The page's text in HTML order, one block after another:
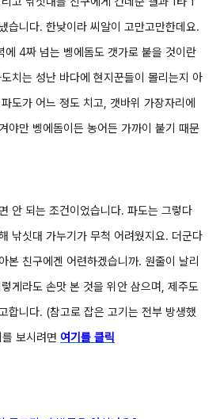
습니다. 한낮이라 씨알이 고만고만한데요.
에 4짜 넘는 벵에돔도 갯가로 붙을 것이란
치는 성난 바다에 현지꾼들이 몰리는지 아
도가 어느 정도 치고, 갯바위 가장자리에
야만 벵에돔이든 농어든 가까이 붙기 때문
안 되는 조건이었습니다. 파도는 그렇다
낚싯대 가누기가 무척 어려웠지요. 더군다
본 친구에겐 어련하겠습니까. 원줄이 날리
게라도 손맛 본 것을 위안 삼으며, 제주도
합니다. (참고로 잡은 고기는 전부 방생했
보시려면 여기를 클릭